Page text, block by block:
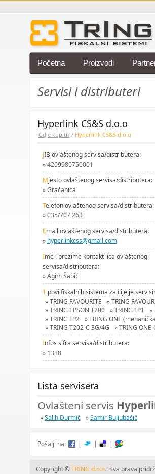
Početna Proizvodi
Servisi i distributeri
Hyperlink CS&S d.o.o
Gdje kupiti? / Hyperlink CS&S d.o.o
JIB ovlaštenog servisa/distributera:
» 4209980750001
Mjesto ovlaštenog servisa/distributera:
» Gračanica
Telefon ovlaštenog servisa/distributera:
» 035/707 263
Email ovlaštenog servisa/distributera:
» hyperlinkcss@gmail.com
Ime i prezime kontakt lica ovlaštenog
servisa/distributera:
» Agim Šabić
Tipovi fiskalnih sistema za čije je
» TRING FAVOURITE
» TRING
» TRING EPSON T200
» TRING FP1
»
» TRING FP2
» TRING ONE
» TRING T202-C 3G/4G
» TRING ONE-
Infos sifra servisa/distributera:
» 1338
Lista servisera
Ovlašteni servis
»Salih Durmić »Samir Buljubašić
Pošalji na: | | |
Copyright ©TRING d.o.o.. Sva prava